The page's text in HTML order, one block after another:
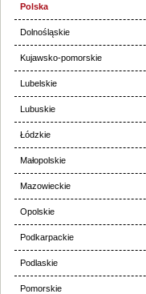
Polska
Dolnośląskie
Kujawsko-pomorskie
Lubelskie
Lubuskie
Łódzkie
Małopolskie
Mazowieckie
Opolskie
Podkarpackie
Podlaskie
Pomorskie